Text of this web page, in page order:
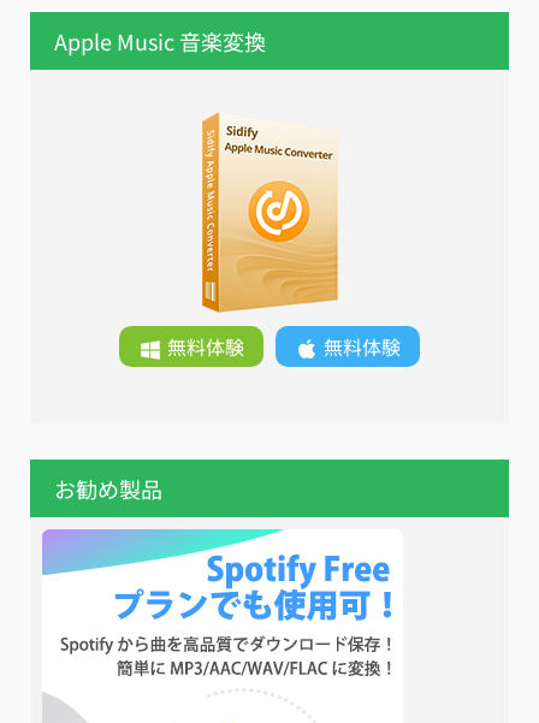
Apple Music 音楽変換
無料体験 無料体験
お勧め製品